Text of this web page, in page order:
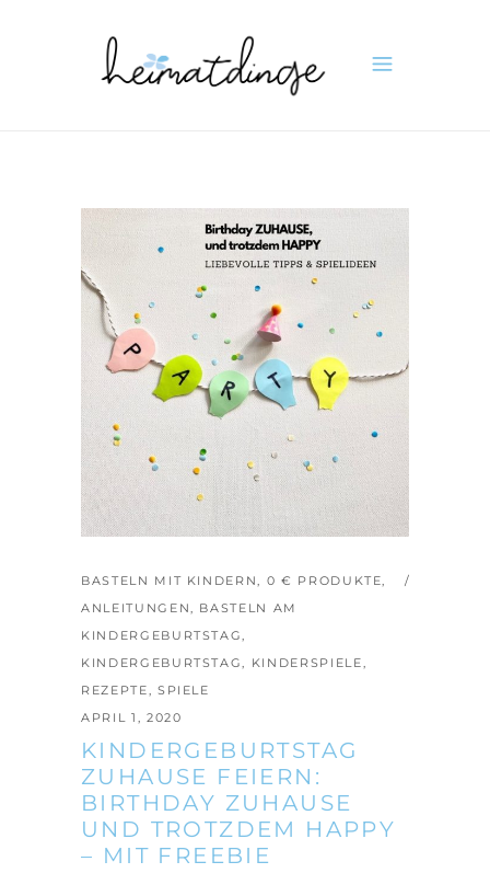
BASTELN MIT KINDERN, 0 € PRODUKTE,
ANLEITUNGEN, BASTELN AM
KINDERGEBURTSTAG,
KINDERGEBURTSTAG, KINDERSPIELE,
REZEPTE, SPIELE
APRIL 1, 2020
KINDERGEBURTSTAG
ZUHAUSE FEIERN:
BIRTHDAY ZUHAUSE
UND TROTZDEM HAPPY
– MIT FREEBIE